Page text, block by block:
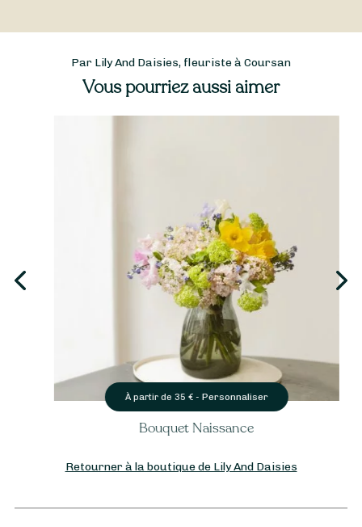
Par Lily And Daisies, fleuriste à Coursan
Vous pourriez aussi aimer
À partir de 35€ - Personnaliser
Bouquet Naissance
Retourner à la boutique de Lily And Daisies